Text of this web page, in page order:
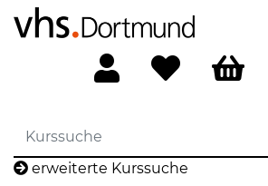
erweiterte Kurssuche